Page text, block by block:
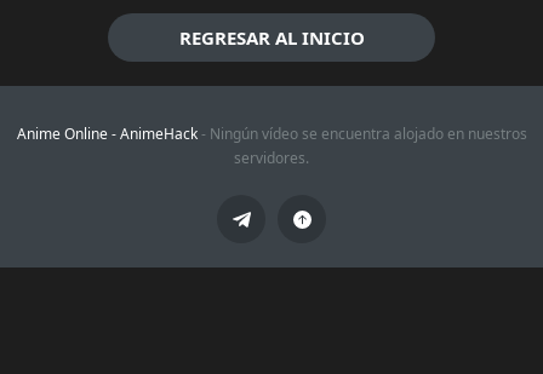
REGRESAR AL INICIO
Anime Online -AnimeHack- Ningún vídeo se encuentra alojado en nuestros
servidores.